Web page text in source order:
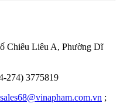
Chiêu Liêu A, Phường Dĩ
274) 3775819
sales68@vinapham.com.vn ;